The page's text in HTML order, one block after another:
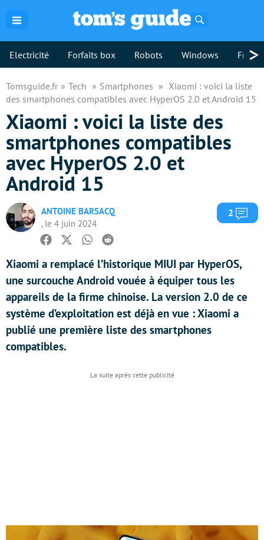
Electricité Forfaits box Robots Windows >
Tomsguide.fr Tech Smartphones
Xiaomi : voici la liste
des smartphones compatibles avec HyperOS 2.0 et Android 15
Xiaomi : voici la liste des
smartphones compatibles
avec HyperOS 2.0 et
Android 15
ANTOINE BARSACQ
, le 4 juin 2024
2
Facebook
TwitterWhatsapp
Reddit
Xiaomi a remplacé l’historique MIUI par HyperOS,
une surcouche Android vouée à équiper tous les
appareils de la firme chinoise. La version 2.0 de ce
système d’exploitation est déjà en vue : Xiaomi a
publié une première liste des smartphones
compatibles.